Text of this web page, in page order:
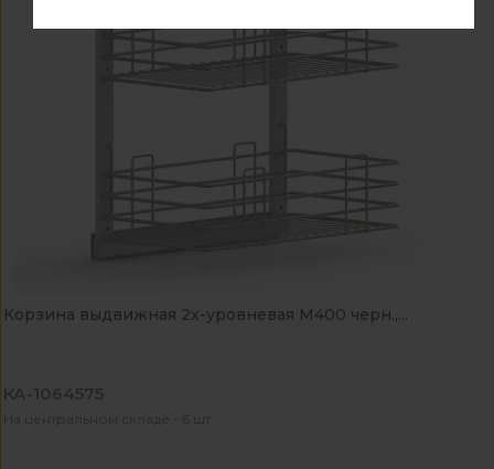
Корзина выдвижная 2х-уровневая М400 черн.,...
КА-1064575
На центральном складе - 6 шт